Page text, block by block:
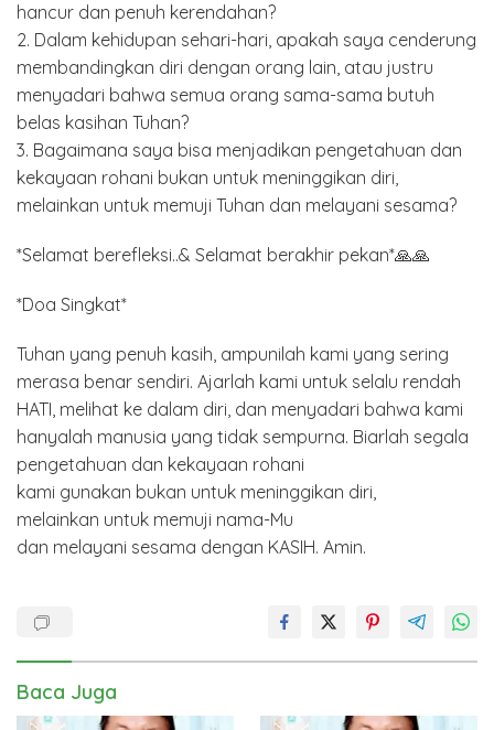
hancur dan penuh kerendahan?
2. Dalam kehidupan sehari-hari, apakah saya cenderung
membandingkan diri dengan orang lain, atau justru
menyadari bahwa semua orang sama-sama butuh
belas kasihan Tuhan?
3. Bagaimana saya bisa menjadikan pengetahuan dan
kekayaan rohani bukan untuk meninggikan diri,
melainkan untuk memuji Tuhan dan melayani sesama?
*Selamat berefleksi..& Selamat berakhir pekan*🙏🙏
*Doa Singkat*
Tuhan yang penuh kasih, ampunilah kami yang sering
merasa benar sendiri. Ajarlah kami untuk selalu rendah
HATI, melihat ke dalam diri, dan menyadari bahwa kami
hanyalah manusia yang tidak sempurna. Biarlah segala
pengetahuan dan kekayaan rohani
kami gunakan bukan untuk meninggikan diri,
melainkan untuk memuji nama-Mu
dan melayani sesama dengan KASIH. Amin.
Baca Juga